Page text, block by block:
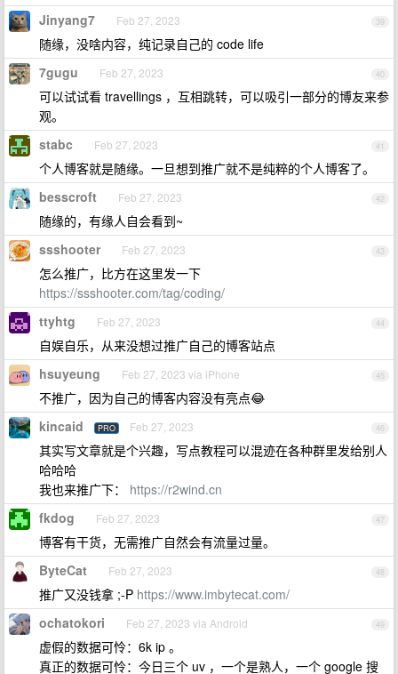
39
Jinyang7 Feb 27, 2023
随缘，没啥内容，纯记录自己的 code life
40
7gugu Feb 27, 2023
可以试试看 travellings ，互相跳转，可以吸引一部分的博友来参
观。
41
stabc Feb 27, 2023
个人博客就是随缘。一旦想到推广就不是纯粹的个人博客了。
42
besscroft Feb 27, 2023
随缘的，有缘人自会看到~
43
ssshooter Feb 27, 2023
怎么推广，比方在这里发一下
https://ssshooter.com/tag/coding/
44
ttyhtg Feb 27, 2023
自娱自乐，从来没想过推广自己的博客站点
45
hsuyeung Feb 27, 2023 via iPhone
不推广，因为自己的博客内容没有亮点😂
46
kincaid PRO Feb 27, 2023
其实写文章就是个兴趣，写点教程可以混迹在各种群里发给别人
哈哈哈
我也来推广下： https://r2wind.cn
47
fkdog Feb 27, 2023
博客有干货，无需推广自然会有流量过量。
48
ByteCat Feb 27, 2023
推广又没钱拿 ;-P https://www.imbytecat.com/
49
ochatokori Feb 27, 2023 via Android
虚假的数据可怜：6k ip 。
真正的数据可怜：今日三个 uv ，一个是熟人，一个 google 搜